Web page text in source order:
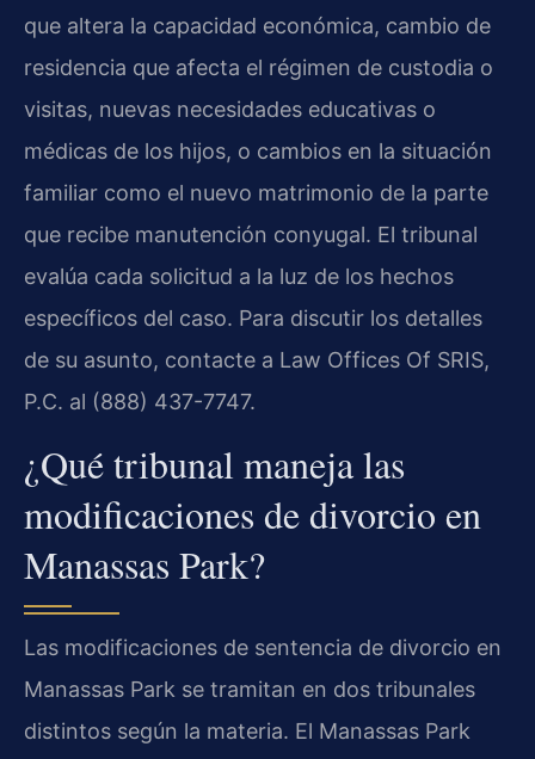
que altera la capacidad económica, cambio de
residencia que afecta el régimen de custodia o
visitas, nuevas necesidades educativas o
médicas de los hijos, o cambios en la situación
familiar como el nuevo matrimonio de la parte
que recibe manutención conyugal. El tribunal
evalúa cada solicitud a la luz de los hechos
específicos del caso. Para discutir los detalles
de su asunto, contacte a Law Offices Of SRIS,
P.C. al (888) 437-7747.
¿Qué tribunal maneja las
modificaciones de divorcio en
Manassas Park?
Las modificaciones de sentencia de divorcio en
Manassas Park se tramitan en dos tribunales
distintos según la materia. El Manassas Park